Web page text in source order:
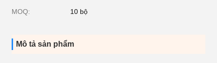
MOQ: 10 bộ
Mô tả sản phẩm